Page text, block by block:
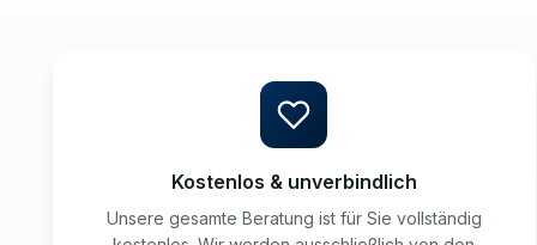
Kostenlos & unverbindlich
Unsere gesamte Beratung ist für Sie vollständig